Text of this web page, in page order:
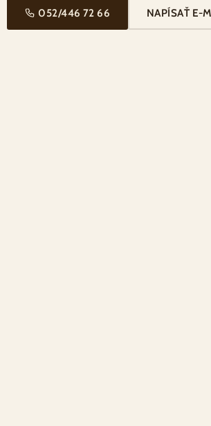
052/446 72 66 NAPÍSAŤ E-